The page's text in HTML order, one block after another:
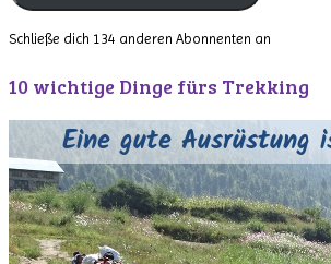
Schließe dich 134 anderen Abonnenten an
10 wichtige Dinge fürs Trekking